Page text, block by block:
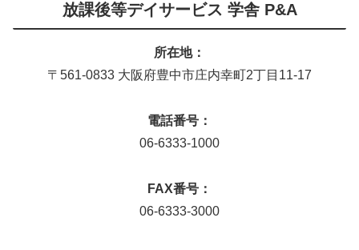
放課後等デイサービス 学舎 P&A
所在地：
〒561-0833 大阪府豊中市庄内幸町2丁目11-17
電話番号：
06-6333-1000
FAX番号：
06-6333-3000